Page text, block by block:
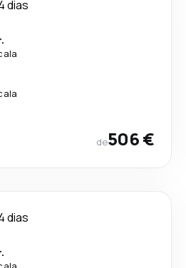
dias
de506 €
dias